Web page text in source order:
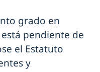
grado en
pendiente de
el Estatuto
y